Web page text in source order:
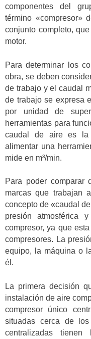
componentes del
término «compresor»
conjunto completo,
motor.
Para determinar los
obra, se deben
de trabajo y el caudal
de trabajo se expresa
por unidad de
herramientas para
caudal de aire es la
alimentar una
mide en m³/min.
Para poder comparar
marcas que trabajan
concepto de «caudal
presión atmosférica
compresor, ya que
compresores. La
equipo, la máquina o
él.
La primera decisión
instalación de aire
compresor único
situadas cerca de
centralizadas